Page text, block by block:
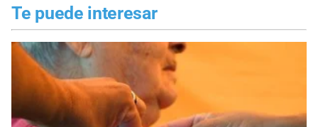
Te puede interesar